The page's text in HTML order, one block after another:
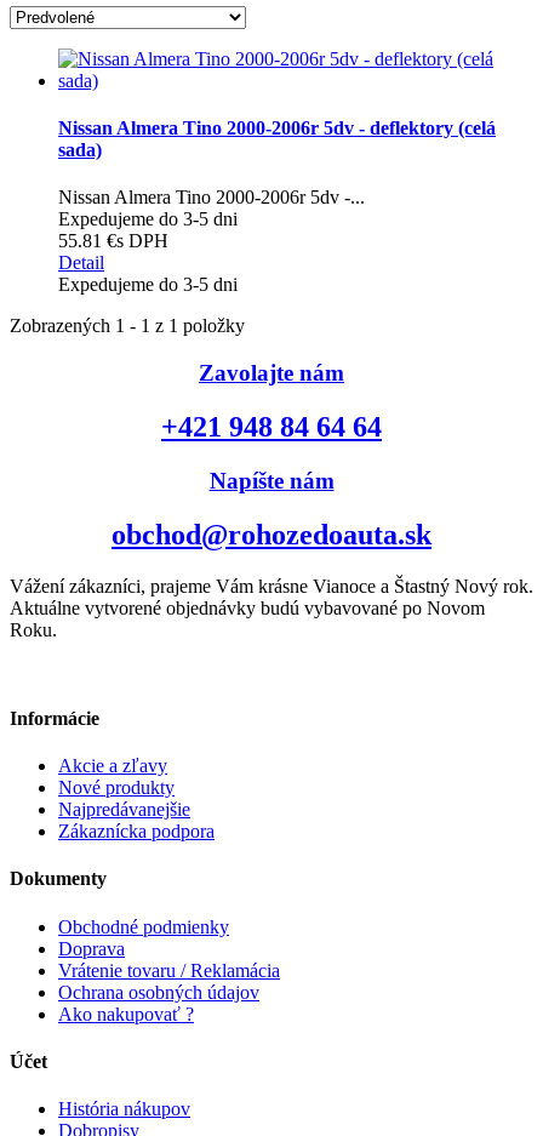
Nissan Almera Tino 2000-2006r 5dv - deflektory (celá
sada)
Nissan Almera Tino 2000-2006r 5dv -...
Expedujeme do 3-5 dni
55.81 €s DPH
Detail
Expedujeme do 3-5 dni
Zobrazených 1 - 1 z 1 položky
Zavolajte nám
+421 948 84 64 64
Napíšte nám
obchod@rohozedoauta.sk
Vážení zákazníci, prajeme Vám krásne Vianoce a Štastný Nový rok.
Aktuálne vytvorené objednávky budú vybavované po Novom
Roku.
Informácie
Akcie a zľavy
Nové produkty
Najpredávanejšie
Zákaznícka podpora
Dokumenty
Obchodné podmienky
Doprava
Vrátenie tovaru / Reklamácia
Ochrana osobných údajov
Ako nakupovať ?
Účet
História nákupov
Dobropisy